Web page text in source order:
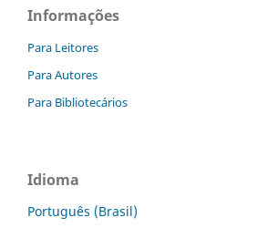
Informações
Para Leitores
Para Autores
Para Bibliotecários
Idioma
Português (Brasil)